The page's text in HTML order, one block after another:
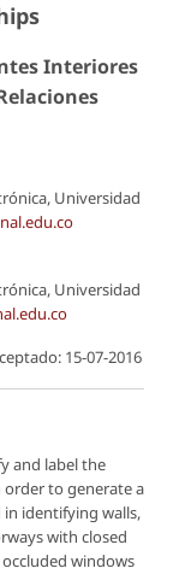
Interiores
Universidad
Universidad
15-07-2016
and label the
to generate a
in identifying walls,
with closed
windows